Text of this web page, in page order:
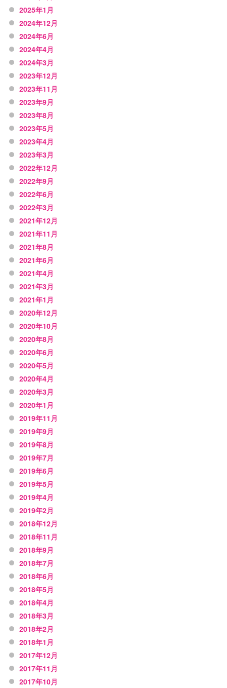
2025年1月
2024年12月
2024年6月
2024年4月
2024年3月
2023年12月
2023年11月
2023年9月
2023年8月
2023年5月
2023年4月
2023年3月
2022年12月
2022年9月
2022年6月
2022年3月
2021年12月
2021年11月
2021年8月
2021年6月
2021年4月
2021年3月
2021年1月
2020年12月
2020年10月
2020年8月
2020年6月
2020年5月
2020年4月
2020年3月
2020年1月
2019年11月
2019年9月
2019年8月
2019年7月
2019年6月
2019年5月
2019年4月
2019年2月
2018年12月
2018年11月
2018年9月
2018年7月
2018年6月
2018年5月
2018年4月
2018年3月
2018年2月
2018年1月
2017年12月
2017年11月
2017年10月